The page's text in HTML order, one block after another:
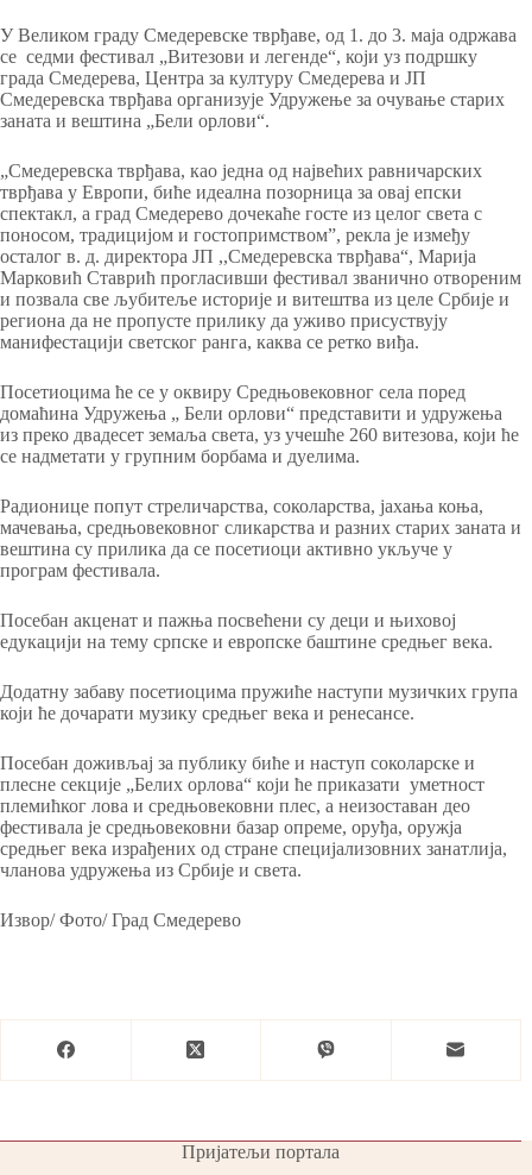
У Великом граду Смедеревске тврђаве, од 1. до 3. маја одржава
се седми фестивал „Витезови и легенде“, који уз подршку
града Смедерева, Центра за културу Смедерева и ЈП
Смедеревска тврђава организује Удружење за очување старих
заната и вештина „Бели орлови“.
„Смедеревска тврђава, као једна од највећих равничарских
тврђава у Европи, биће идеална позорница за овај епски
спектакл, а град Смедерево дочекаће госте из целог света с
поносом, традицијом и гостопримством”, рекла је између
осталог в. д. директорa ЈП ,,Смедеревска тврђава“, Марија
Марковић Ставрић прогласивши фестивал званично отвореним
и позвала све љубитеље историје и витештва из целе Србије и
региона да не пропусте прилику да уживо присуствују
манифестацији светског ранга, каква се ретко виђа.
Посетиоцима ће се у оквиру Средњовековног села поред
домаћина Удружења „ Бели орлови“ представити и удружења
из преко двадесет земаља света, уз учешће 260 витезова, који ће
се надметати у групним борбама и дуелима.
Радионице попут стреличарства, соколарства, јахања коња,
мачевања, средњовековног сликарства и разних старих заната и
вештина су прилика да се посетиоци активно укључе у
програм фестивала.
Посебан акценат и пажња посвећени су деци и њиховој
едукацији на тему српске и европске баштине средњег века.
Додатну забаву посетиоцима пружиће наступи музичких група
који ће дочарати музику средњег века и ренесансе.
Посебан доживљај за публику биће и наступ соколарске и
плесне секције „Белих орлова“ који ће приказати уметност
племићког лова и средњовековни плес, а неизоставан део
фестивала је средњовековни базар опреме, оруђа, оружја
средњег века израђених од стране специјализовних занатлија,
чланова удружења из Србије и света.
Извор/ Фото/ Град Смедерево
Пријатељи портала